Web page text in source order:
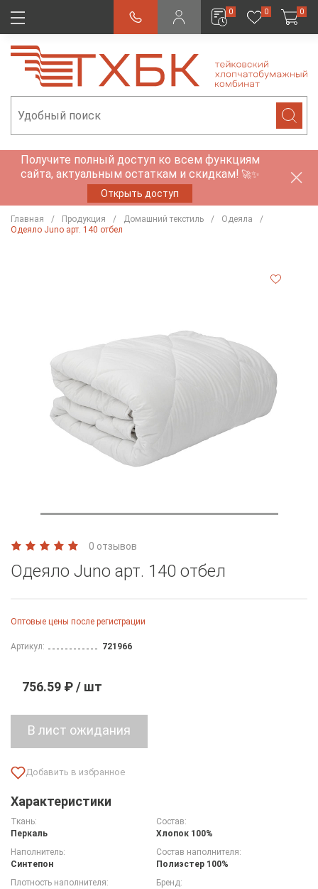
0 0 0
Получите полный доступ ко всем функциям
сайта, актуальным остаткам и скидкам! 🚀✨
Открыть доступ
Главная Продукция Домашний текстиль
Одеяла
Одеяло Juno арт. 140 отбел
0 отзывов
Одеяло Juno арт. 140 отбел
Оптовые цены после регистрации
Артикул: 721966
756.59 ₽ / шт
Характеристики
Ткань:
Перкаль
Состав:
Хлопок 100%
Наполнитель:
Синтепон
Состав наполнителя:
Полиэстер 100%
Плотность наполнителя:
Бренд: